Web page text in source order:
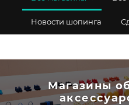
Новости шопинга
Магазины